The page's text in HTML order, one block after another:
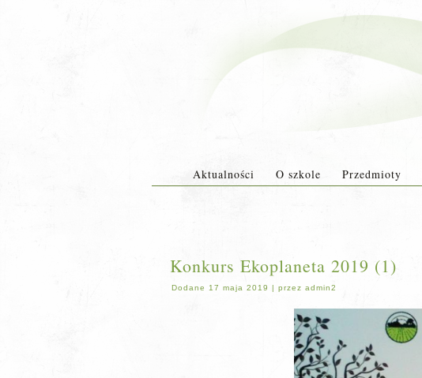
Aktualności O szkole Przedmioty
Konkurs Ekoplaneta 2019 (1)
Dodane 17 maja 2019 | przez admin2